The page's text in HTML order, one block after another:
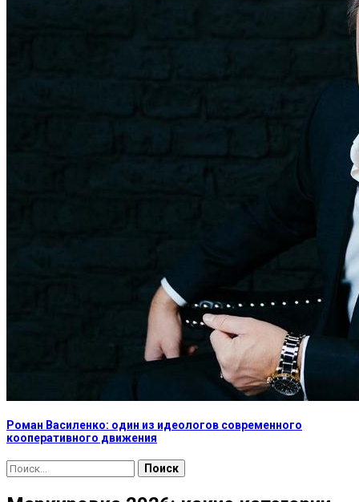
Роман Василенко: один из идеологов современного
кооперативного движения
Найти: